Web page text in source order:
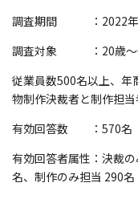
調査期間 ：2022年1
調査対象 ：20歳～
従業員数500名以上、年
物制作決裁者と制作担
有効回答数 ：570名
有効回答者属性：決裁
名、制作のみ担当 290名